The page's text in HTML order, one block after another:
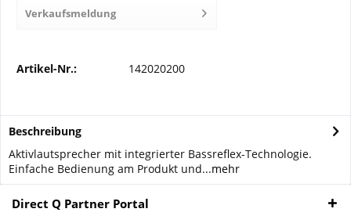
Verkaufsmeldung
Artikel-Nr.: 142020200
Beschreibung
Aktivlautsprecher mit integrierter Bassreflex-Technologie.
Einfache Bedienung am Produkt und...mehr
Direct Q Partner Portal